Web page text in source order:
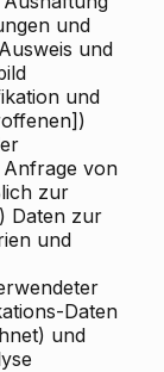
und
und
und
von
zur
Daten zur
und
Daten
und